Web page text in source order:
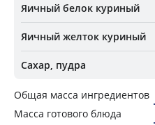
Яичный белок куриный
Яичный желток куриный
Сахар, пудра
Общая масса ингредиентов
Масса готового блюда